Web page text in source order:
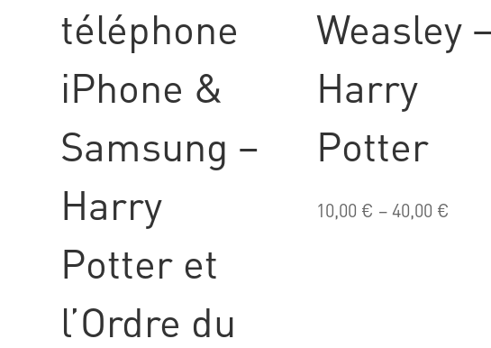
téléphone
iPhone &
Samsung –
Harry
Potter et
l’Ordre du
Weasley
Harry
Potter
10,00 € –40,00 €